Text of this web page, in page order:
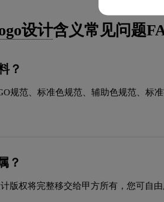
设计含义常见问题
？
规范、标准色规范、辅助色规范、标
？
版权将完整移交给甲方所有，您可自